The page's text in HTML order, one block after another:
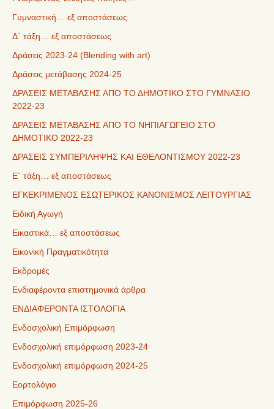
Γυμναστική… εξ αποστάσεως
Δ΄ τάξη… εξ αποστάσεως
Δράσεις 2023-24 (Blending with art)
Δράσεις μετάβασης 2024-25
ΔΡΑΣΕΙΣ ΜΕΤΑΒΑΣΗΣ ΑΠΟ ΤΟ ΔΗΜΟΤΙΚΟ ΣΤΟ ΓΥΜΝΑΣΙΟ
2022-23
ΔΡΑΣΕΙΣ ΜΕΤΑΒΑΣΗΣ ΑΠΟ ΤΟ ΝΗΠΙΑΓΩΓΕΙΟ ΣΤΟ
ΔΗΜΟΤΙΚΟ 2022-23
ΔΡΑΣΕΙΣ ΣΥΜΠΕΡΙΛΗΨΗΣ ΚΑΙ ΕΘΕΛΟΝΤΙΣΜΟΥ 2022-23
Ε΄ τάξη… εξ αποστάσεως
ΕΓΚΕΚΡΙΜΕΝΟΣ ΕΣΩΤΕΡΙΚΟΣ ΚΑΝΟΝΙΣΜΟΣ ΛΕΙΤΟΥΡΓΙΑΣ
Ειδική Αγωγή
Εικαστικά… εξ αποστάσεως
Εικονική Πραγματικότητα
Εκδρομές
Ενδιαφέροντα επιστημονικά άρθρα
ΕΝΔΙΑΦΕΡΟΝΤΑ ΙΣΤΟΛΟΓΙΑ
Ενδοσχολική Επιμόρφωση
Ενδοσχολική επιμόρφωση 2023-24
Ενδοσχολική επιμόρφωση 2024-25
Εορτολόγιο
Επιμόρφωση 2025-26